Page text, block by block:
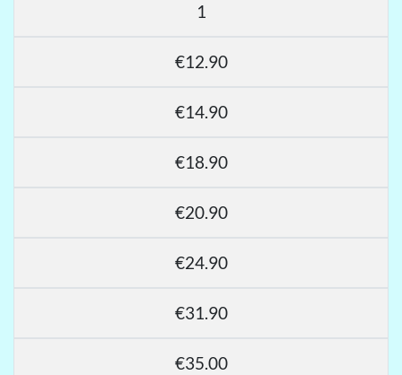
1
€12.90
€14.90
€18.90
€20.90
€24.90
€31.90
€35.00